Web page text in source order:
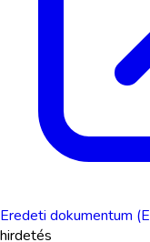
Eredeti dokumentum
hirdetés